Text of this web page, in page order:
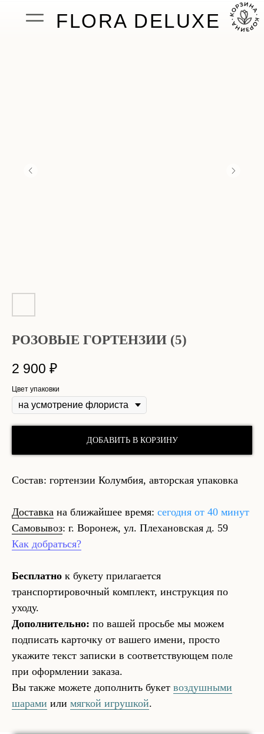
FLORA DELUXE
РОЗОВЫЕ ГОРТЕНЗИИ (5)
2 900 ₽
Цвет упаковки
ДОБАВИТЬ В КОРЗИНУ
Состав: гортензии Колумбия, авторская упаковка
Доставка на ближайшее время: сегодня от 40 минут
Самовывоз: г. Воронеж, ул. Плехановская д. 59
Как добраться?
Бесплатно к букету прилагается
транспортировочный комплект, инструкция по
уходу.
Дополнительно: по вашей просьбе мы можем
подписать карточку от вашего имени, просто
укажите текст записки в соответствующем поле
при оформлении заказа.
Вы также можете дополнить букет воздушными
шарами или мягкой игрушкой.